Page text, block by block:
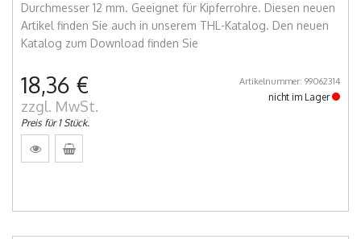
Durchmesser 12 mm. Geeignet für Kipferrohre. Diesen neuen
Artikel finden Sie auch in unserem THL-Katalog. Den neuen
Katalog zum Download finden Sie
18,36 €
zzgl. MwSt.
Preis für 1 Stück.
Artikelnummer: 99062314
nicht im Lager